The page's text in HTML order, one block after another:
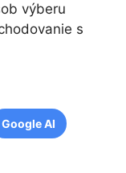
výberu
s
Google AI